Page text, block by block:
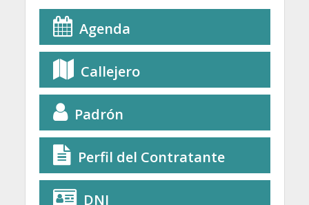
Agenda
Callejero
Padrón
Perfil del Contratante
DNI